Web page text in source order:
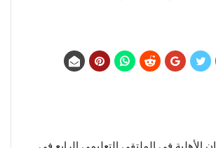
في الملتقى التعليمي الرابع في